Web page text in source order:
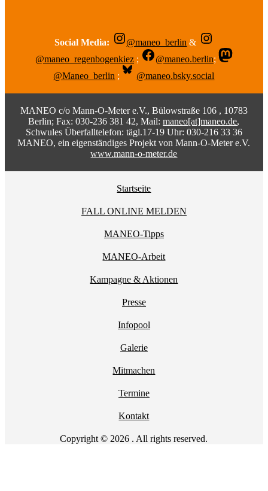
Social Media: @maneo_berlin &
@maneo_regenbogenkiez ; @maneo.berlin;
@Maneo_berlin ; @maneo.bsky.social
MANEO c/o Mann-O-Meter e.V., Bülowstraße 106 , 10783
Berlin; Fax: 030-236 381 42, Mail:maneo[at]maneo.de,
Schwules Überfalltelefon: tägl.17-19 Uhr: 030-216 33 36
MANEO, ein eigenständiges Projekt von Mann-O-Meter e.V.
www.mann-o-meter.de
Startseite
FALL ONLINE MELDEN
MANEO-Tipps
MANEO-Arbeit
Kampagne & Aktionen
Presse
Infopool
Galerie
Mitmachen
Termine
Kontakt
Copyright © 2026 . All rights reserved.